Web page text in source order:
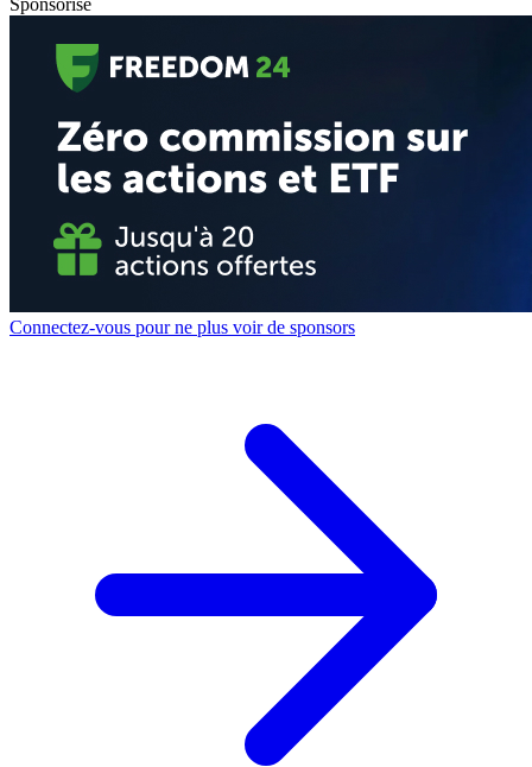
Sponsorisé
Connectez-vous pour ne plus voir de sponsors